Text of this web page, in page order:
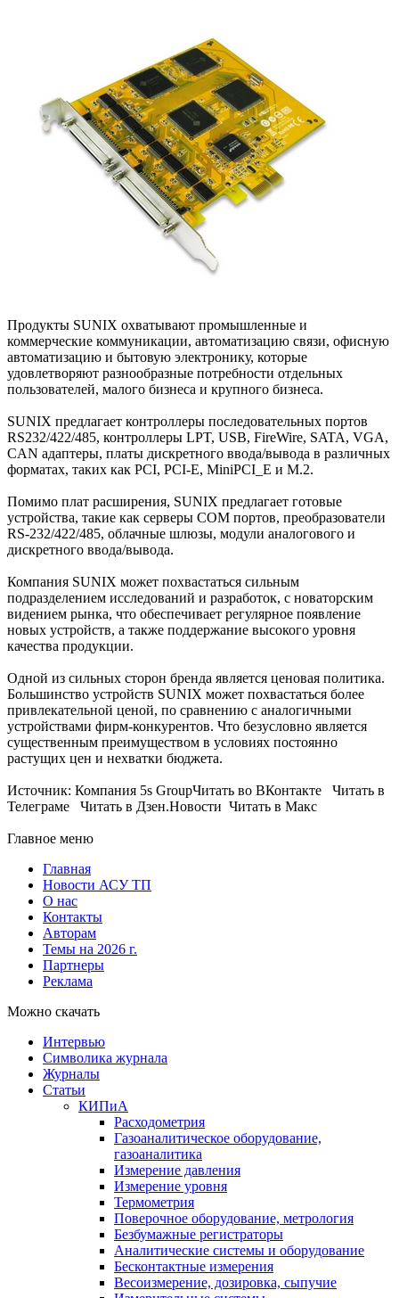
Продукты SUNIX охватывают промышленные и
коммерческие коммуникации, автоматизацию связи, офисную
автоматизацию и бытовую электронику, которые
удовлетворяют разнообразные потребности отдельных
пользователей, малого бизнеса и крупного бизнеса.
SUNIX предлагает контроллеры последовательных портов
RS232/422/485, контроллеры LPT, USB, FireWire, SATA, VGA,
CAN адаптеры, платы дискретного ввода/вывода в различных
форматах, таких как PCI, PCI-E, MiniPCI_E и M.2.
Помимо плат расширения, SUNIX предлагает готовые
устройства, такие как серверы COM портов, преобразователи
RS-232/422/485, облачные шлюзы, модули аналогового и
дискретного ввода/вывода.
Компания SUNIX может похвастаться сильным
подразделением исследований и разработок, с новаторским
видением рынка, что обеспечивает регулярное появление
новых устройств, а также поддержание высокого уровня
качества продукции.
Одной из сильных сторон бренда является ценовая политика.
Большинство устройств SUNIX может похвастаться более
привлекательной ценой, по сравнению с аналогичными
устройствами фирм-конкурентов. Что безусловно является
существенным преимуществом в условиях постоянно
растущих цен и нехватки бюджета.
Источник: Компания 5s GroupЧитать во ВКонтакте Читать в
Телеграме Читать в Дзен.Новости Читать в Макс
Главное меню
Главная
Новости АСУ ТП
О нас
Контакты
Авторам
Темы на 2026 г.
Партнеры
Реклама
Можно скачать
Интервью
Символика журнала
Журналы
Статьи
КИПиА
Расходометрия
Газоаналитическое оборудование,
газоаналитика
Измерение давления
Измерение уровня
Термометрия
Поверочное оборудование, метрология
Безбумажные регистраторы
Аналитические системы и оборудование
Бесконтактные измерения
Весоизмерение, дозировка, сыпучие